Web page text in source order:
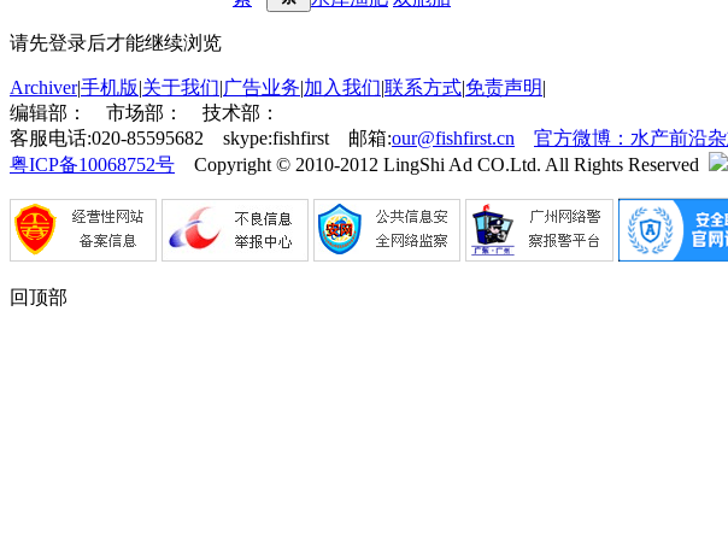
请先登录后才能继续浏览
Archiver|手机版|关于我们|广告业务|加入我们|联系方式|免责声明|
编辑部：
市场部：
技术部：
客服电话:020-85595682 skype:fishfirst 邮箱:our@fishfirst.cn
官方微博：水产前沿
粤ICP备10068752号
Copyright © 2010-2012 LingShi Ad CO.Ltd. All Rights Reserved
回顶部